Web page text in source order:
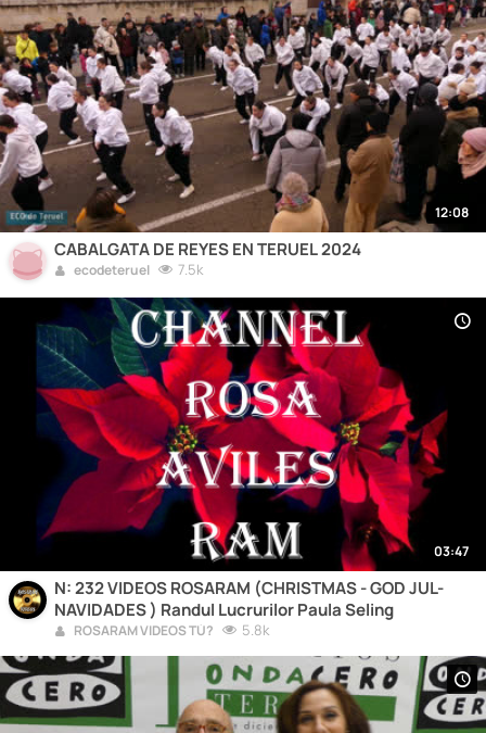
12:08
CABALGATA DE REYES EN TERUEL 2024
ecodeteruel 7.5k
03:47
N: 232 VIDEOS ROSARAM (CHRISTMAS - GOD JUL-
NAVIDADES ) Randul Lucrurilor Paula Seling
ROSARAM VIDEOS TÚ? 5.8k